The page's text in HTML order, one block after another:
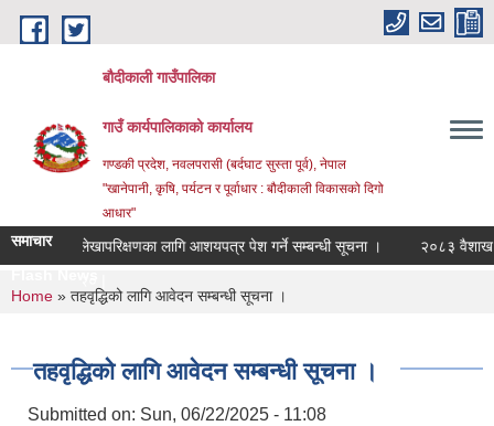
Skip to main content
बौदीकाली गाउँपालिका
गाउँ कार्यपालिकाको कार्यालय
गण्डकी प्रदेश, नवलपरासी (बर्दघाट सुस्ता पूर्व), नेपाल
"खानेपानी, कृषि, पर्यटन र पूर्वाधार : बौदीकाली विकासको दिगो
आधार"
समाचारलेखापरिक्षणका लागि आशयपत्र पेश गर्ने सम्बन्धी सूचना ।
२०८३ वैशाख १
You are here
Home » तहवृद्धिको लागि आवेदन सम्बन्धी सूचना ।
तहवृद्धिको लागि आवेदन सम्बन्धी सूचना ।
Submitted on: Sun, 06/22/2025 - 11:08